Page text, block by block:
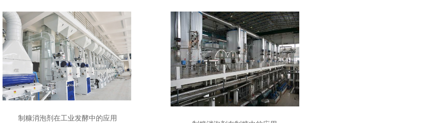
制糠消泡剂在工业发酵中的应用